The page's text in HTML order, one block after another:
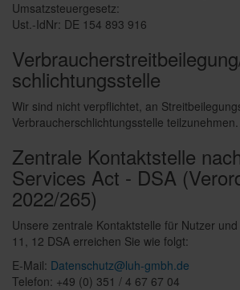
Umsatzsteuergesetz:
Ust.-IdNr: DE 154 893 916
schlichtungs­stelle
Wir sind nicht verpflichtet, an
Verbraucherschlichtungsstelle teilzunehmen.
Zentrale Kontaktstelle
Services Act - DSA
2022/265)
Unsere zentrale Kontaktstelle für Nutzer
11, 12 DSA erreichen Sie wie folgt:
E-Mail: Datenschutz@luh-gmbh.de
Telefon: +49 (0) 351 / 4 67 67 04